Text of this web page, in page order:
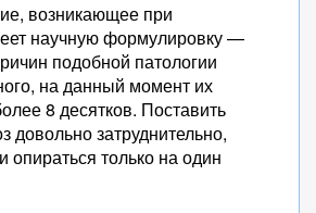
возникающее при
научную формулировку —
подобной патологии
на данный момент их
8 десятков. Поставить
довольно затруднительно,
опираться только на один